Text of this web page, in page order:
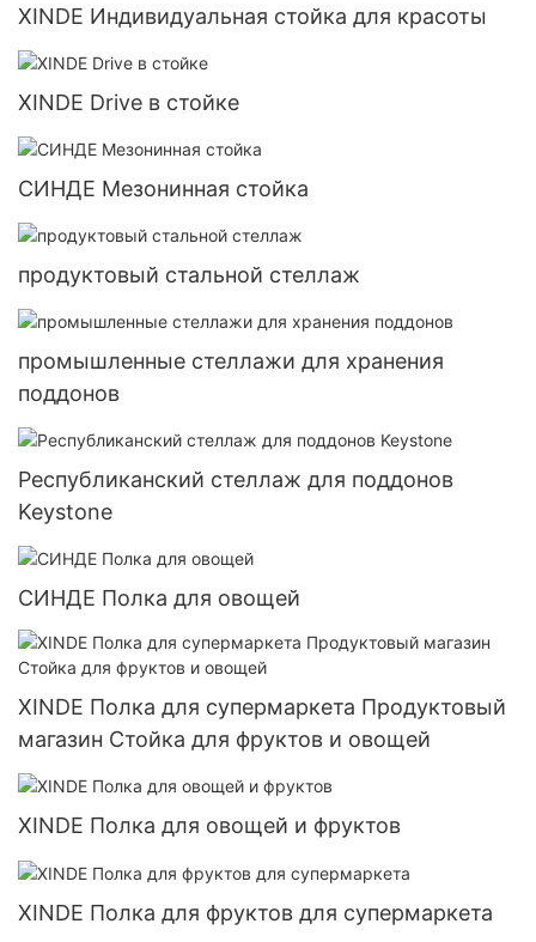
XINDE Индивидуальная стойка для красоты
XINDE Drive в стойке
СИНДЕ Мезонинная стойка
продуктовый стальной стеллаж
промышленные стеллажи для хранения
поддонов
Республиканский стеллаж для поддонов
Keystone
СИНДЕ Полка для овощей
XINDE Полка для супермаркета Продуктовый
магазин Стойка для фруктов и овощей
XINDE Полка для овощей и фруктов
XINDE Полка для фруктов для супермаркета